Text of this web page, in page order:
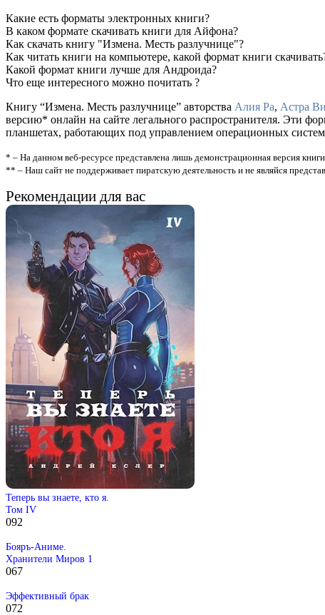
Какие есть форматы электронных книги?
В каком формате скачивать книги для Айфона?
Как скачать книгу "Измена. Месть разлучнице"?
Как читать книги на компьютере, какой формат книги
Какой формат книги лучше для Андроида?
Что еще интересного можно почитать ?
Книгу “Измена. Месть разлучнице” авторства Алия Ра, Астра
версию* онлайн на сайте легального распространителя. Эти
планшетах, работающих под управлением операционных
* – На данном веб-ресурсе представлена лишь демонстрационная версия
** – Наш сайт не поддерживает пиратскую деятельность и не являйся
Рекомендации для вас
Теперь вы знаете, кто я.
Том IV
092
Бояръ-Аниме.
Хранители Миров 1
067
Эффективный брак
072